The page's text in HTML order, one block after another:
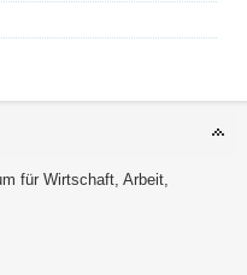
für Wirtschaft, Arbeit,